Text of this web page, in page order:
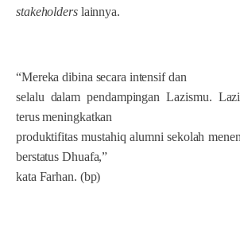
stakeholderslainnya.
“Mereka dibina secara intensif dan
selalu dalam pendampingan Lazismu.
terus meningkatkan
produktifitas mustahiq alumni sekolah
berstatus Dhuafa,”
kata Farhan. (bp)